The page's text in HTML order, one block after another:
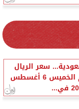
سعر الريال
السعودي اليوم الخميس 6 أغسطس